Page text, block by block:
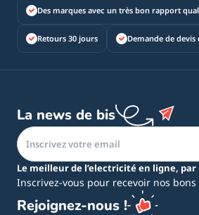
Des marques avec un très bon rapport
Retours 30 jours Demande de devis
La news de bis
Le meilleur de l’electricité en ligne, par
Inscrivez-vous pour recevoir nos
Rejoignez-nous !